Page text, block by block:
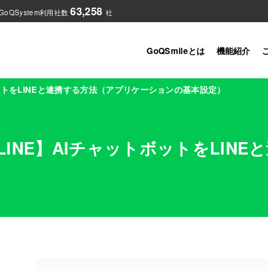
利用社数63,258 社
GoQSmileとは 機能紹介
をLINEと連携する方法（アプリケーションの基本設定）
LINE】AIチャットボットをLINE